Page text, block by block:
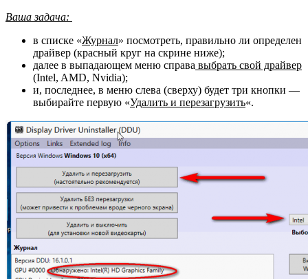
Ваша задача:
в списке «Журнал» посмотреть, правильно ли определен
драйвер (красный круг на скрине ниже);
далее в выпадающем меню справа выбрать свой драйвер
(Intel, AMD, Nvidia);
и, последнее, в меню слева (сверху) будет три кнопки —
выбирайте первую «Удалить и перезагрузить«.